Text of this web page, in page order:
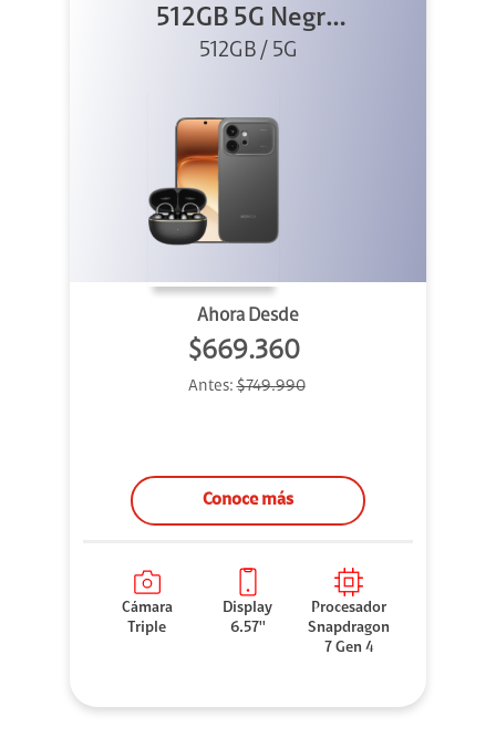
512GB 5G Negro
+ Clip 2
512GB / 5G
Ahora Desde
$669.360
Antes:$749.990
Conoce más
Cámara
Triple
Display
6.57''
Procesador
Snapdragon
7 Gen 4